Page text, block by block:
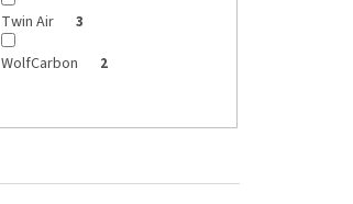
Twin Air 3
WolfCarbon 2